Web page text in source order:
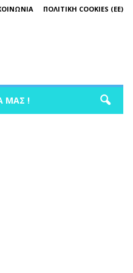
ΠΟΛΙΤΙΚΉ COOKIES (ΕΕ)
ΜΑΣ !